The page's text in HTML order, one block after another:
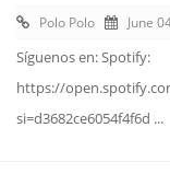
Polo Polo June
Síguenos en: Spotify:
https://
si=d3682ce6054f4f6d ...